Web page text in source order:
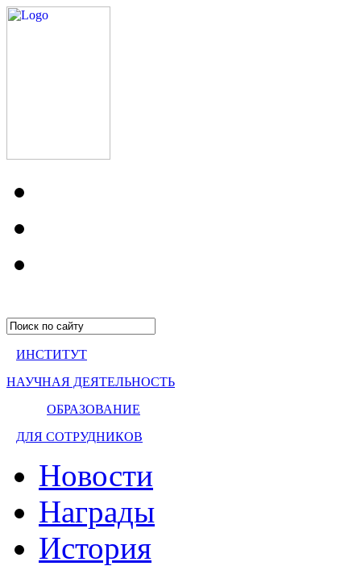
ИНСТИТУТ
НАУЧНАЯ ДЕЯТЕЛЬНОСТЬ
ОБРАЗОВАНИЕ
ДЛЯ СОТРУДНИКОВ
Новости
Награды
История